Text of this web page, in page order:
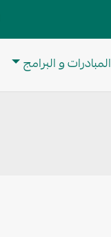
المبادرات و البرامج